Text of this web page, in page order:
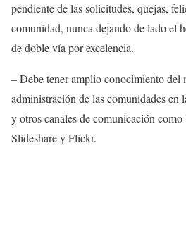
pendiente de las solicitudes, quejas,
comunidad, nunca dejando de lado el
de doble vía por excelencia.
– Debe tener amplio conocimiento del
administración de las comunidades en
y otros canales de comunicación
Slideshare y Flickr.